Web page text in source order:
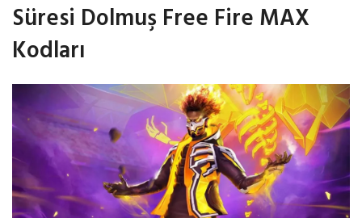
Süresi Dolmuş Free Fire MAX
Kodları